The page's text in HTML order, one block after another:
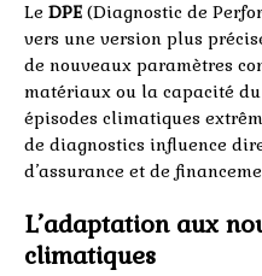
Le DPE (Diagnostic de
vers une version plus
de nouveaux paramètres
matériaux ou la capacité
épisodes climatiques
de diagnostics influence
d’assurance et de
L’adaptation aux
climatiques